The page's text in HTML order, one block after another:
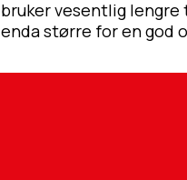
bruker vesentlig
enda større for en god